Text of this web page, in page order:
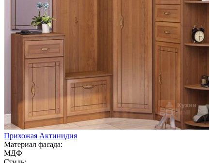
Прихожая Актинидия
Материал фасада:
МДФ